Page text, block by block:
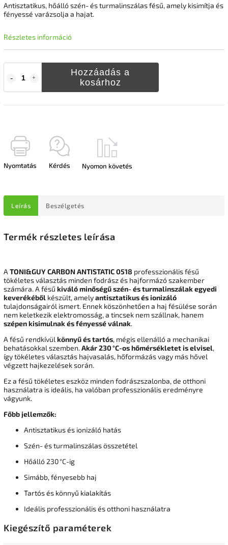
Hozzáadás a
kosárhoz
Antisztatikus, hőálló szén- és turmalinszálas fésű, amely kisimítja és
fényessé varázsolja a hajat.
Részletes információ
Nyomtatás Kérdés Nyomon követés
Leírás Beszélgetés
Termék részletes leírása
A TONI&GUY CARBON ANTISTATIC 0518 professzionális fésű
tökéletes választás minden fodrász és hajformázó szakember
számára. A fésű kiváló minőségű szén- és turmalinszálak egyedi
keverékéből készült, amelyantisztatikus és ionizáló
tulajdonságairól ismert. Ennek köszönhetően a haj fésülése során
nem keletkezik elektromosság, a tincsek nem szállnak, hanem
szépen kisimulnak és fényessé válnak.
A fésű rendkívül könnyű és tartós, mégis ellenálló a mechanikai
behatásokkal szemben.Akár 230 °C-os hőmérsékletet is elvisel,
így tökéletes választás hajvasalás, hőformázás vagy más hővel
végzett hajkezelések során.
Ez a fésű tökéletes eszköz minden fodrászszalonba, de otthoni
használatra is ideális, ha valóban professzionális eredményre
vágyunk.
Főbb jellemzők:
Antisztatikus és ionizáló hatás
Szén- és turmalinszálas összetétel
Hőálló 230 °C-ig
Simább, fényesebb haj
Tartós és könnyű kialakítás
Ideális professzionális és otthoni használatra
Kiegészítő paraméterek